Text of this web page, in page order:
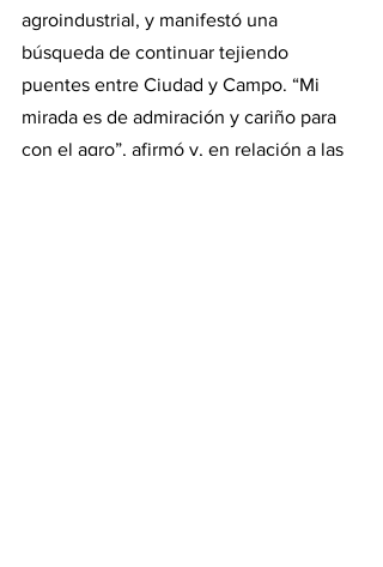
agroindustrial, y manifestó una
búsqueda de continuar tejiendo
puentes entre Ciudad y Campo. “Mi
mirada es de admiración y cariño para
con el agro”, afirmó y, en relación a las